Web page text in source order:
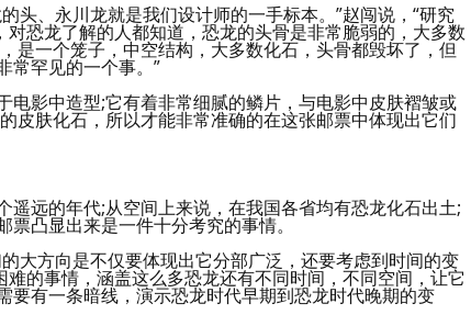
头、永川龙就是我们设计师的一手标本。”赵闯说，“研究
恐龙了解的人都知道，恐龙的头骨是非常脆弱的，大多数
是一个笼子，中空结构，大多数化石，头骨都毁坏了，但
常罕见的一个事。”
影中造型;它有着非常细腻的鳞片，与电影中皮肤褶皱或
皮肤化石，所以才能非常准确的在这张邮票中体现出它们
远的年代;从空间上来说，在我国各省均有恐龙化石出土;
凸显出来是一件十分考究的事情。
大方向是不仅要体现出它分部广泛，还要考虑到时间的变
的事情，涵盖这么多恐龙还有不同时间，不同空间，让它
有一条暗线，演示恐龙时代早期到恐龙时代晚期的变